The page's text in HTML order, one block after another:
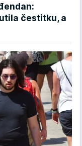
čestitku, a